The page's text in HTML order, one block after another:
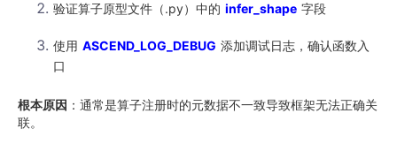
验证算子原型文件（.py）中的 infer_shape 字段
使用 ASCEND_LOG_DEBUG 添加调试日志，确认函数入
口
根本原因 ：通常是算子注册时的元数据不一致导致框架无法正确关
联。